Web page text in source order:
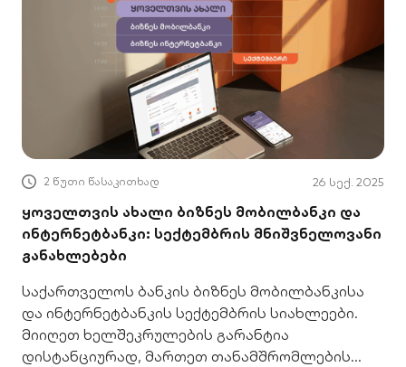
2 წუთი წასაკითხად 26 სექ. 2025
ყოველთვის ახალი ბიზნეს მობილბანკი და
ინტერნეტბანკი: სექტემბრის მნიშვნელოვანი
განახლებები
საქართველოს ბანკის ბიზნეს მობილბანკისა
და ინტერნეტბანკის სექტემბრის სიახლეები.
მიიღეთ ხელშეკრულების გარანტია
დისტანციურად, მართეთ თანამშრომლების